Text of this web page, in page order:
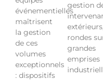
événementielles
maîtrisent
la gestion
de ces
volumes
exceptionnels
: dispositifs
gestion
extérieurs,
rondes
grandes
emprises